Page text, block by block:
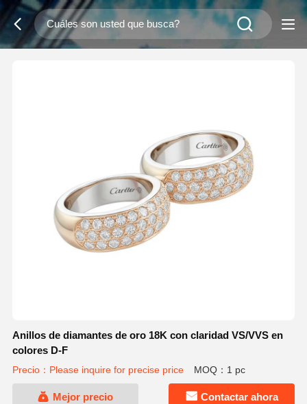
Anillos de diamantes de oro 18K con claridad VS/VVS en
colores D-F
Precio：Please inquire for precise price MOQ：1 pc
Mejor precio Contactar ahora